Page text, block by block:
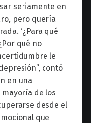
seriamente en
pero quería
“¿Para qué
qué no
le
contó
en una
de los
desde el
que